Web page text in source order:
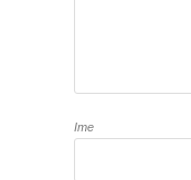
Ime